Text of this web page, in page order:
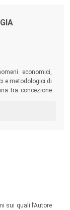
economici,
e metodologici di
tra concezione
sui quali l’Autore